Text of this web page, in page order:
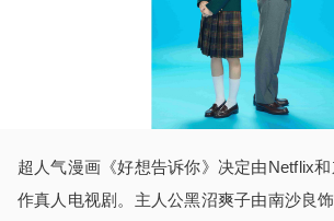
超人气漫画《好想告诉你》决定由Netflix和
作真人电视剧。主人公黑沼爽子由南沙良